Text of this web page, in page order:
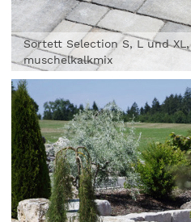
Sortett Selection S, L und
muschelkalkmix